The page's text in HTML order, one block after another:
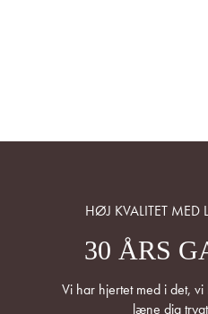
HØJ KVALITET MED
30 ÅRS
Vi har hjertet med i det,
læne dig